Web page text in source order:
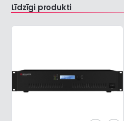
Līdzīgi produkti